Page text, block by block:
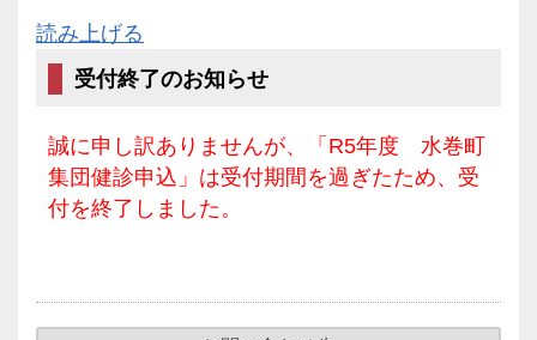
読み上げる
受付終了のお知らせ
誠に申し訳ありませんが、「R5年度 水巻町
集団健診申込」は受付期間を過ぎたため、受
付を終了しました。